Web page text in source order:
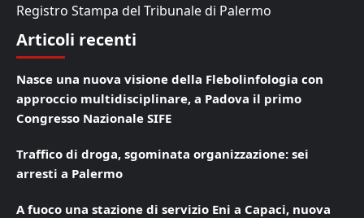
Registro Stampa del Tribunale di Palermo
Articoli recenti
Nasce una nuova visione della Flebolinfologia con
approccio multidisciplinare, a Padova il primo
Congresso Nazionale SIFE
Traffico di droga, sgominata organizzazione: sei
arresti a Palermo
A fuoco una stazione di servizio Eni a Capaci, nuova